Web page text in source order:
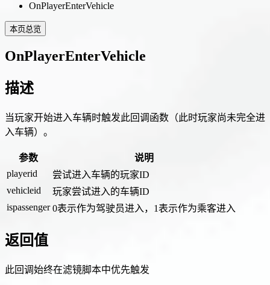
OnPlayerEnterVehicle
本页总览
OnPlayerEnterVehicle
描述
当玩家开始进入车辆时触发此回调函数（此时玩家尚未完全进
入车辆）。
参数
说明
playerid
尝试进入车辆的玩家ID
vehicleid
玩家尝试进入的车辆ID
ispassenger 0表示作为驾驶员进入，1表示作为乘客进入
返回值
此回调始终在滤镜脚本中优先触发